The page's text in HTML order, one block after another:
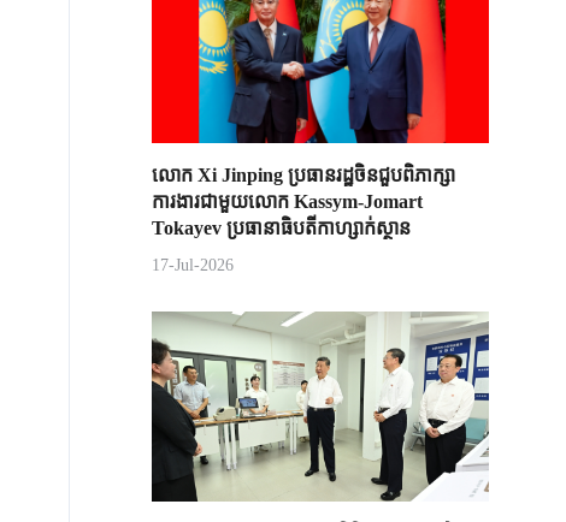
លោក Xi Jinping ប្រធានរដ្ឋចិន​ជួបពិភាក្សា​
ការងារជាមួយ​លោក Kassym-Jomart ​
Tokayev ​ប្រធានាធិបតី​កាហ្សាក់ស្ថាន​
17-Jul-2026